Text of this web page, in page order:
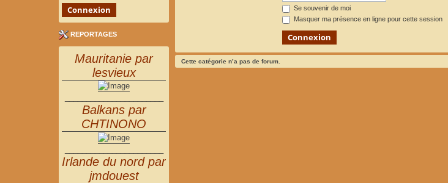
Se souvenir de moi
Masquer ma présence en ligne pour cette session
Cette catégorie n’a pas de forum.
REPORTAGES
Mauritanie par
lesvieux
Balkans par
CHTINONO
Irlande du nord par
jmdouest